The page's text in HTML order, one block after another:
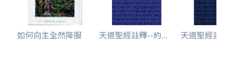
如何向主全然降服 天道聖經註釋--約... 天道聖經註